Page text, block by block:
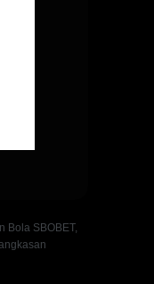
Bola SBOBET,